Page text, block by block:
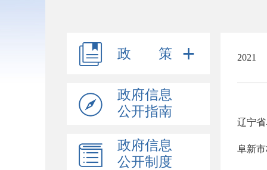
政 策
政府信息
公开指南
政府信息
公开制度
2021
辽宁
阜新